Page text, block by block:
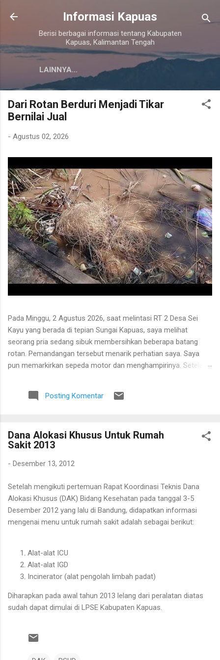
Langsung ke konten utama
Informasi Kapuas
Berisi berbagai informasi tentang Kabupaten
Kapuas, Kalimantan Tengah
LAINNYA…
Dari Rotan Berduri Menjadi Tikar
Bernilai Jual
- Agustus 02, 2026
Pada Minggu, 2 Agustus 2026, saat melintasi RT 2 Desa Sei
Kayu yang berada di tepian Sungai Kapuas, saya melihat
seorang pria sedang sibuk membersihkan beberapa batang
rotan. Pemandangan tersebut menarik perhatian saya. Saya
pun memarkirkan sepeda motor dan menghampirinya. Setelah
proses pengolahan rotan hingga menjadi bahan baku tikar
anyaman. Di tangan masyarakat setempat, rotan berduri yang
ekonomi. Bapak tersebut bercerita bahwa rotan yang sedang
dibersihkannya berasal dari kebun karet yang juga ditanami
rotan. Tanaman itu diperkirakan telah berusia sekitar sepuluh
untuk ditarik dan dipanen. Menurutnya, sebelum menarik rotan,
duri-duri pada bagian batang yang akan dipegang harus
dibersihkan terlebih dahulu. Setelah bagian tersebut aman,
barulah rotan dapat...
Posting Komentar
Dana Alokasi Khusus Untuk Rumah
Sakit 2013
- Desember 13, 2012
Setelah mengikuti pertemuan Rapat Koordinasi Teknis Dana
Alokasi Khusus (DAK) Bidang Kesehatan pada tanggal 3-5
Desember 2012 yang lalu di Bandung, didapatkan informasi
mengenai menu untuk rumah sakit adalah sebagai berikut:
Alat-alat ICU
Alat-alat IGD
Incinerator (alat pengolah limbah padat)
Diharapkan pada awal tahun 2013 lelang dari peralatan diatas
sudah dapat dimulai di LPSE Kabupaten Kapuas.